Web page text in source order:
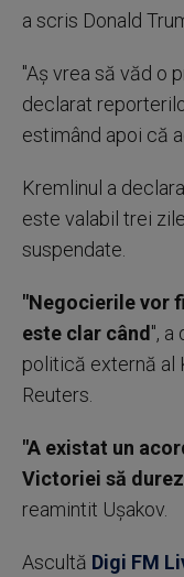
a scris Donald
"Aş vrea să văd o
declarat
estimând apoi că
Kremlinul a
este valabil trei
suspendate.
"Negocierile vor
este clar când ",
politică externă al
Reuters.
"A existat un
Victoriei să
reamintit Uşakov.
Ascultă Digi FM